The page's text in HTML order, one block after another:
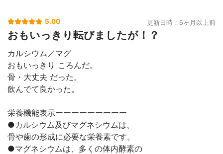
5.00 更新日時：6ヶ月以上前
おもいっきり転びましたが！？
カルシウム／マグ
おもいっきり ころんだ。
骨・大丈夫 だった。
飲んでて良かった。
栄養機能表示ーーーーーーーーー
●カルシウム及びマグネシウムは、
骨や歯の形成に必要な栄養素です。
●マグネシウムは、多くの体内酵素の